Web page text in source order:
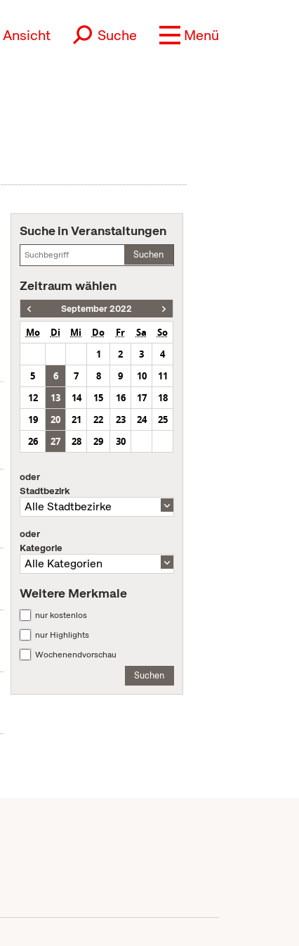
Ansicht Suche Menü
Suche in Veranstaltungen
Suchen
Zeitraum wählen
September 2022
Mo Di Mi Do Fr Sa
So
1
2 3
4
5
6 7 8 9 10
11
12
13 14 15 16 17
18
19
20 21 22 23 24
25
26
27 28 29 30
oder
Stadtbezirk
oder
Kategorie
Weitere Merkmale
nur kostenlos
nur Highlights
Wochenendvorschau
Suchen